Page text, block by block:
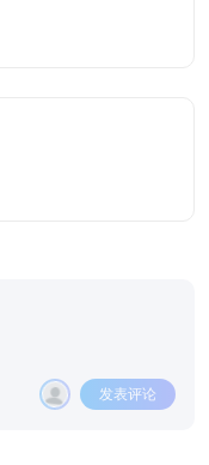
发表评论